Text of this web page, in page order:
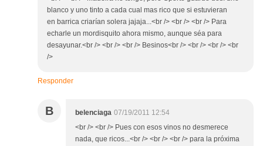
blanco y uno tinto a cada cual mas rico que si estuvieran
en barrica criarían solera jajaja...<br /> <br /> <br /> Para
echarle un mordisquito ahora mismo, aunque séa para
desayunar.<br /> <br /> <br /> Besinos<br /> <br /> <br /> <br
/>
Responder
B belenciaga 07/19/2011 12:54
<br /> <br /> Pues con esos vinos no desmerece
nada, que ricos...<br /> <br /> <br /> para la próxima